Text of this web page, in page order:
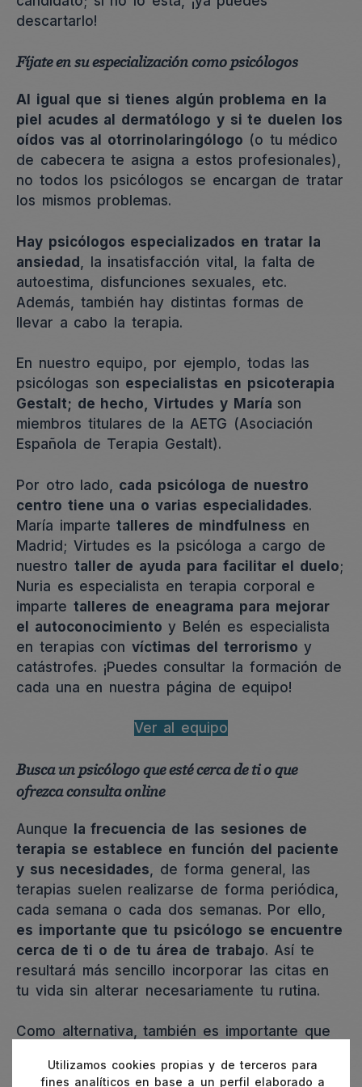
descartarlo!
Fíjate en su especialización como psicólogos
Al igual que si tienes algún problema en la
piel acudes al dermatólogo y si te duelen los
oídos vas al otorrinolaringólogo (o tu médico
de cabecera te asigna a estos profesionales),
no todos los psicólogos se encargan de tratar
los mismos problemas.
Hay psicólogos especializados en tratar la
ansiedad , la insatisfacción vital, la falta de
autoestima, disfunciones sexuales, etc.
Además, también hay distintas formas de
llevar a cabo la terapia.
En nuestro equipo, por ejemplo, todas las
psicólogas son especialistas en psicoterapia
Gestalt; de hecho, Virtudes y María son
miembros titulares de la AETG (Asociación
Española de Terapia Gestalt).
Por otro lado,
cada psicóloga de nuestro
centro tiene una o varias especialidades.
María impartetalleres de mindfulness en
Madrid; Virtudes es la psicóloga a cargo de
nuestro taller de ayuda para facilitar el duelo;
Nuria es especialista en terapia corporal e
imparte talleres de eneagrama para mejorar
el autoconocimiento y Belén es especialista
en terapias convíctimas del terrorismo y
catástrofes. ¡Puedes consultar la formación de
cada una en nuestra página de equipo!
Ver al equipo
Busca un psicólogo que esté cerca de ti o que
ofrezca consulta online
Aunque la frecuencia de las sesiones de
terapia se establece en función del paciente
y sus necesidades , de forma general, las
terapias suelen realizarse de forma periódica,
cada semana o cada dos semanas. Por ello,
es importante que tu psicólogo se encuentre
cerca de ti o de tu área de trabajo. Así te
resultará más sencillo incorporar las citas en
tu vida sin alterar necesariamente tu rutina.
Como alternativa, también es importante que
convenza, compruebes si ofrece la opción de
Utilizamos cookies propias y de terceros para
fines analíticos en base a un perfil elaborado a